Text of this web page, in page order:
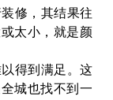
修，其结果往
太小，就是颜
得到满足。这
城也找不到一